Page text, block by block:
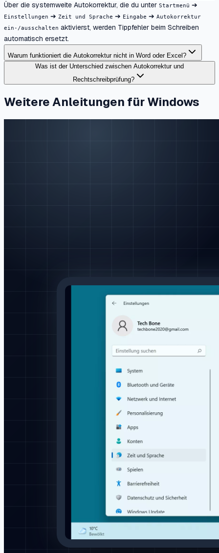
Über die systemweite Autokorrektur, die du unter Startmenü ➔
Einstellungen ➔ Zeit und Sprache ➔ Eingabe ➔ Autokorrektur
ein-/ausschalten aktivierst, werden Tippfehler beim Schreiben
automatisch ersetzt.
Warum funktioniert die Autokorrektur nicht in Word oder Excel?
Was ist der Unterschied zwischen Autokorrektur und
Rechtschreibprüfung?
Weitere Anleitungen für Windows